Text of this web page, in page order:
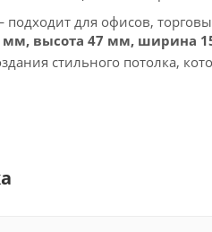
для офисов,
мм, высота 47 мм, ширина
стильного потолка,